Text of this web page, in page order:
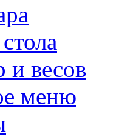
и весов
меню